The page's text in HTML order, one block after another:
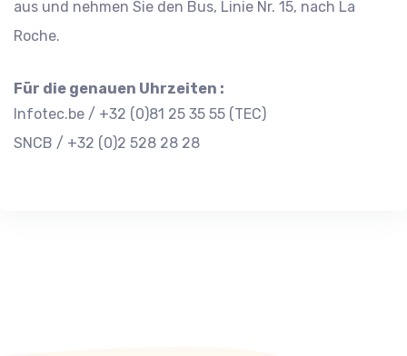
aus und nehmen Sie den Bus, Linie Nr. 15, nach La
Roche.
Für die genauen Uhrzeiten :
Infotec.be / +32 (0)81 25 35 55 (TEC)
SNCB / +32 (0)2 528 28 28